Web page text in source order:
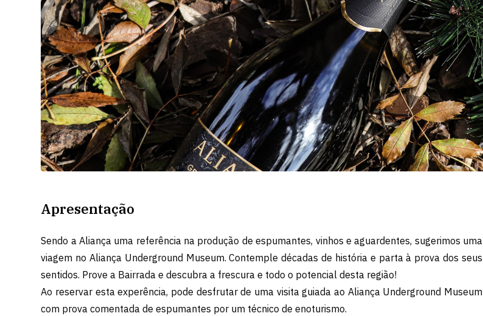
Apresentação
Sendo a Aliança uma referência na produção de espumantes, vinhos e aguardentes, sugerimos uma
viagem no Aliança Underground Museum. Contemple décadas de história e parta à prova dos seus
sentidos. Prove a Bairrada e descubra a frescura e todo o potencial desta região!
Ao reservar esta experência, pode desfrutar de uma visita guiada ao Aliança Underground Museum
com prova comentada de espumantes por um técnico de enoturismo.